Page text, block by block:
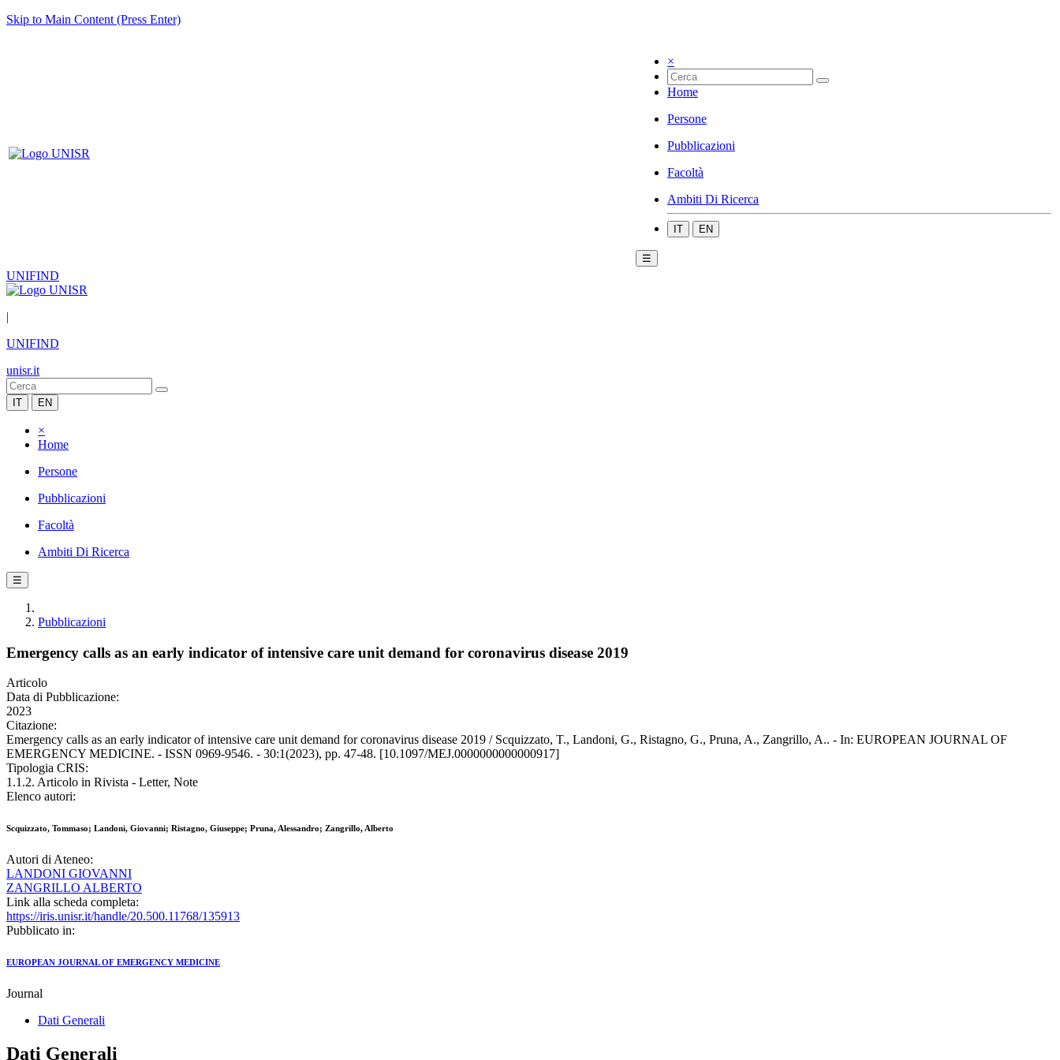
Skip to Main Content (Press Enter)
×
Home
Persone
Pubblicazioni
Facoltà
Ambiti Di Ricerca
IT EN
☰
UNIFIND
|
UNIFIND
unisr.it
IT EN
×
Home
Persone
Pubblicazioni
Facoltà
Ambiti Di Ricerca
☰
Pubblicazioni
Emergency calls as an early indicator of intensive care unit demand for coronavirus disease 2019
Articolo
Data di Pubblicazione:
2023
Citazione:
Emergency calls as an early indicator of intensive care unit demand for coronavirus disease 2019 / Scquizzato, T., Landoni, G., Ristagno, G., Pruna, A., Zangrillo, A.. - In: EUROPEAN JOURNAL OF
EMERGENCY MEDICINE. - ISSN 0969-9546. - 30:1(2023), pp. 47-48. [10.1097/MEJ.0000000000000917]
Tipologia CRIS:
1.1.2. Articolo in Rivista - Letter, Note
Elenco autori:
Scquizzato, Tommaso; Landoni, Giovanni; Ristagno, Giuseppe; Pruna, Alessandro; Zangrillo, Alberto
Autori di Ateneo:
LANDONI GIOVANNI
ZANGRILLO ALBERTO
Link alla scheda completa:
https://iris.unisr.it/handle/20.500.11768/135913
Pubblicato in:
EUROPEAN JOURNAL OF EMERGENCY MEDICINE
Journal
Dati Generali
Dati Generali